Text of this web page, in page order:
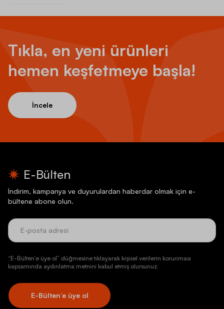
Tıkla, en yeni ürünleri
hemen keşfetmeye başla!
İncele
E-Bülten
İndirim, kampanya ve duyurulardan haberdar olmak için e-
bültene abone olun.
“E-Bülten’e üye ol” düğmesine tıklayarak kişisel verilerin korunması
kapsamında aydınlatma metnini kabul etmiş olursunuz.
E-Bülten’e üye ol